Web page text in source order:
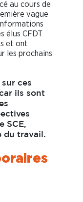
au cours de
vague
élus CFDT
et ont
les prochains
sur ces
ils sont
SCE,
du travail.